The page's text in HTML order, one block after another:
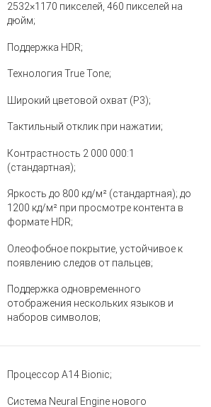
2532×1170 пикселей, 460 пикселей на
дюйм;
Поддержка HDR;
Технология True Tone;
Широкий цветовой охват (P3);
Тактильный отклик при нажатии;
Контрастность 2 000 000:1
(стандартная);
Яркость до 800 кд/м² (стандартная); до
1200 кд/м² при просмотре контента в
формате HDR;
Олеофобное покрытие, устойчивое к
появлению следов от пальцев;
Поддержка одновременного
отображения нескольких языков и
наборов символов;
Процессор A14 Bionic;
Система Neural Engine нового